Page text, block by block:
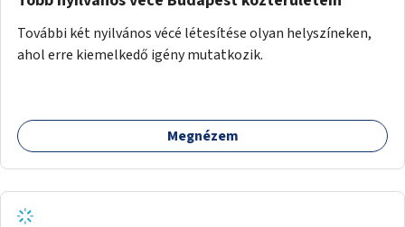
További két nyilvános vécé létesítése olyan helyszíneken,
ahol erre kiemelkedő igény mutatkozik.
Megnézem